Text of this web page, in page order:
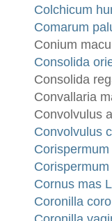
Colchicum
Comarum
Conium
Consolida
Consolida
Convallaria
Convolvulus
Convolvulus
Cornus mas
Coronilla